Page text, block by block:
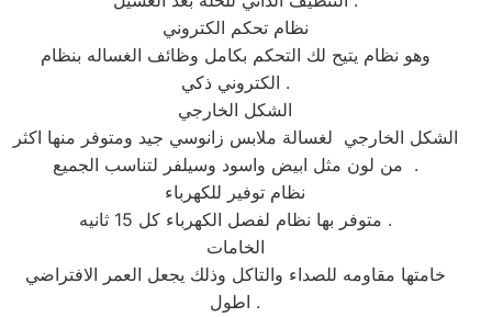
نظام تحكم الكتروني
وهو نظام يتيح لك التحكم بكامل وظائف الغساله بنظام
الكتروني ذكي .
الشكل الخارجي
الشكل الخارجي لغسالة ملابس زانوسي جيد ومتوفر منها اكثر
من لون مثل ابيض واسود وسيلفر لتناسب الجميع .
نظام توفير للكهرباء
متوفر بها نظام لفصل الكهرباء كل 15 ثانيه .
الخامات
خامتها مقاومه للصداء والتاكل وذلك يجعل العمر الافتراضي
اطول .